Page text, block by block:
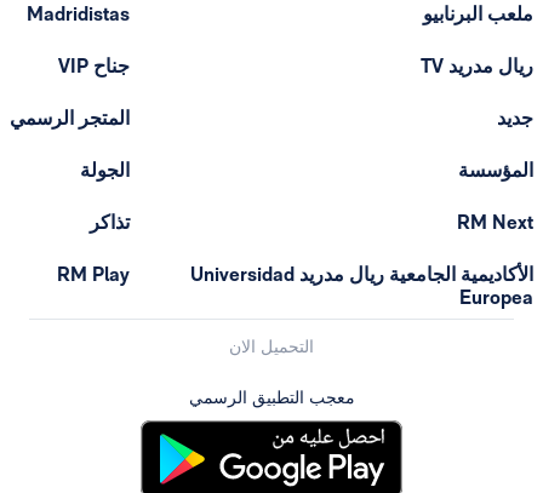
ملعب البرنابيو
ريال مدريد TV
جديد
المؤسسة
RM Next
الأكاديمية الجامعية ريال مدريد Universidad
Europea
Madridistas
جناح VIP
المتجر الرسمي
الجولة
تذاكر
RM Play
التحميل الان
معجب التطبيق الرسمي